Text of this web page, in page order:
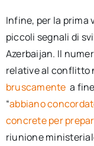
Infine, per la prima
piccoli segnali di
Azerbaijan. Il
relative al conflitto
bruscamente a
“abbiano
concrete per
riunione